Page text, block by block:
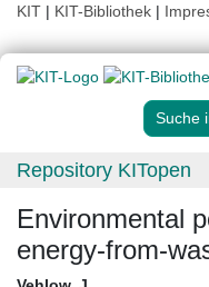
KIT | KIT-Bibliothek |
Suche
Repository KITopen
Environmental
energy-from-